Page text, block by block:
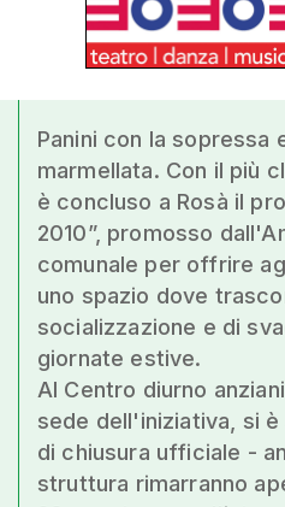
Panini con la sopressa
marmellata. Con il più
è concluso a Rosà il
2010”, promosso
comunale per offrire
uno spazio dove
socializzazione e di
giornate estive.
Al Centro diurno
sede dell'iniziativa, si
di chiusura ufficiale -
struttura rimarranno